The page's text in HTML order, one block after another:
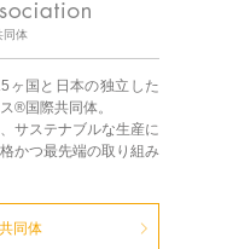
同体
ヶ国と日本の独立した
®国際共同体。
サステナブルな生産に
かつ最先端の取り組み
同体